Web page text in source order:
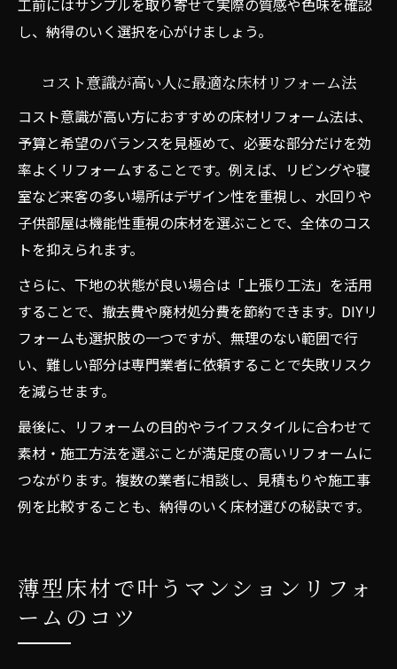
工前にはサンプルを取り寄せて実際の質感や色味を確認
し、納得のいく選択を心がけましょう。
コスト意識が高い人に最適な床材リフォーム法
コスト意識が高い方におすすめの床材リフォーム法は、
予算と希望のバランスを見極めて、必要な部分だけを効
率よくリフォームすることです。例えば、リビングや寝
室など来客の多い場所はデザイン性を重視し、水回りや
子供部屋は機能性重視の床材を選ぶことで、全体のコス
トを抑えられます。
さらに、下地の状態が良い場合は「上張り工法」を活用
することで、撤去費や廃材処分費を節約できます。DIYリ
フォームも選択肢の一つですが、無理のない範囲で行
い、難しい部分は専門業者に依頼することで失敗リスク
を減らせます。
最後に、リフォームの目的やライフスタイルに合わせて
素材・施工方法を選ぶことが満足度の高いリフォームに
つながります。複数の業者に相談し、見積もりや施工事
例を比較することも、納得のいく床材選びの秘訣です。
薄型床材で叶うマンションリフォ
ームのコツ